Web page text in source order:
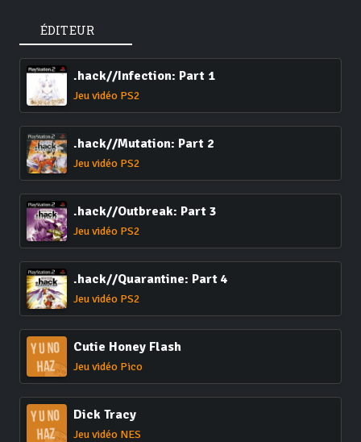
ÉDITEUR
.hack//Infection: Part 1
Jeu vidéo PS2
.hack//Mutation: Part 2
Jeu vidéo PS2
.hack//Outbreak: Part 3
Jeu vidéo PS2
.hack//Quarantine: Part 4
Jeu vidéo PS2
Cutie Honey Flash
Jeu vidéo Pico
Dick Tracy
Jeu vidéo NES